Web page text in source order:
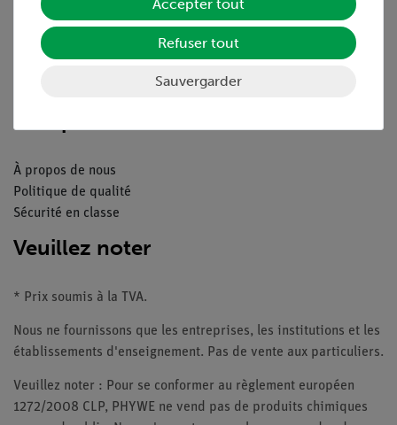
Téléchargements
Catalogue
À propos de nous
Politique de qualité
Sécurité en classe
Veuillez noter
* Prix soumis à la TVA.
Nous ne fournissons que les entreprises, les institutions et les
établissements d'enseignement. Pas de vente aux particuliers.
Veuillez noter : Pour se conformer au règlement européen
1272/2008 CLP, PHYWE ne vend pas de produits chimiques
Accepter tout
Refuser tout
Sauvergarder